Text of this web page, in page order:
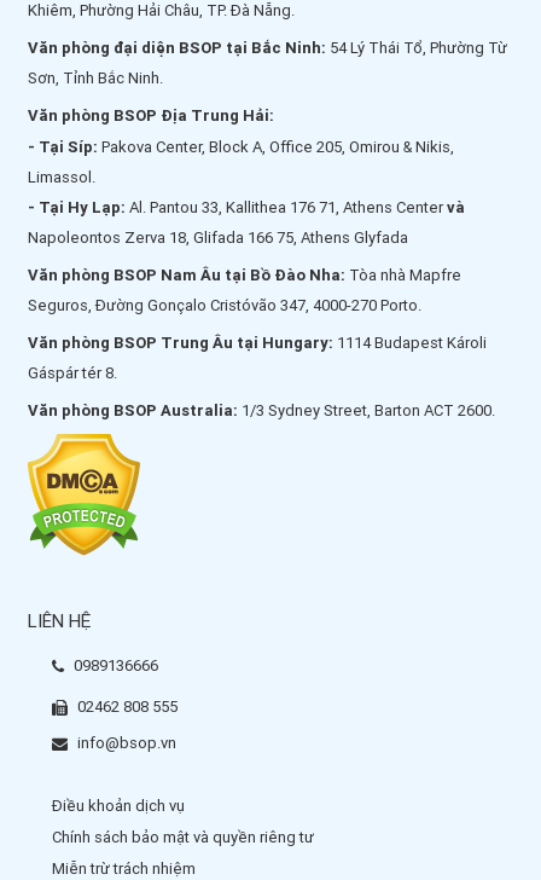
Khiêm, Phường Hải Châu, TP. Đà Nẵng.
Văn phòng đại diện BSOP tại Bắc Ninh: 54 Lý Thái Tổ, Phường Từ
Sơn, Tỉnh Bắc Ninh.
Văn phòng BSOP Địa Trung Hải:
- Tại Síp: Pakova Center, Block A, Office 205, Omirou & Nikis,
Limassol.
- Tại Hy Lạp: Al. Pantou 33, Kallithea 176 71, Athens Centervà
Napoleontos Zerva 18, Glifada 166 75, Athens Glyfada
Văn phòng BSOP Nam Âu tại Bồ Đào Nha: Tòa nhà Mapfre
Seguros, Đường Gonçalo Cristóvão 347, 4000-270 Porto.
Văn phòng BSOP Trung Âu tại Hungary: 1114 Budapest Károli
Gáspár tér 8.
Văn phòng BSOP Australia: 1/3 Sydney Street, Barton ACT 2600.
LIÊN HỆ
0989136666
02462 808 555
info@bsop.vn
Điều khoản dịch vụ
Chính sách bảo mật và quyền riêng tư
Miễn trừ trách nhiệm